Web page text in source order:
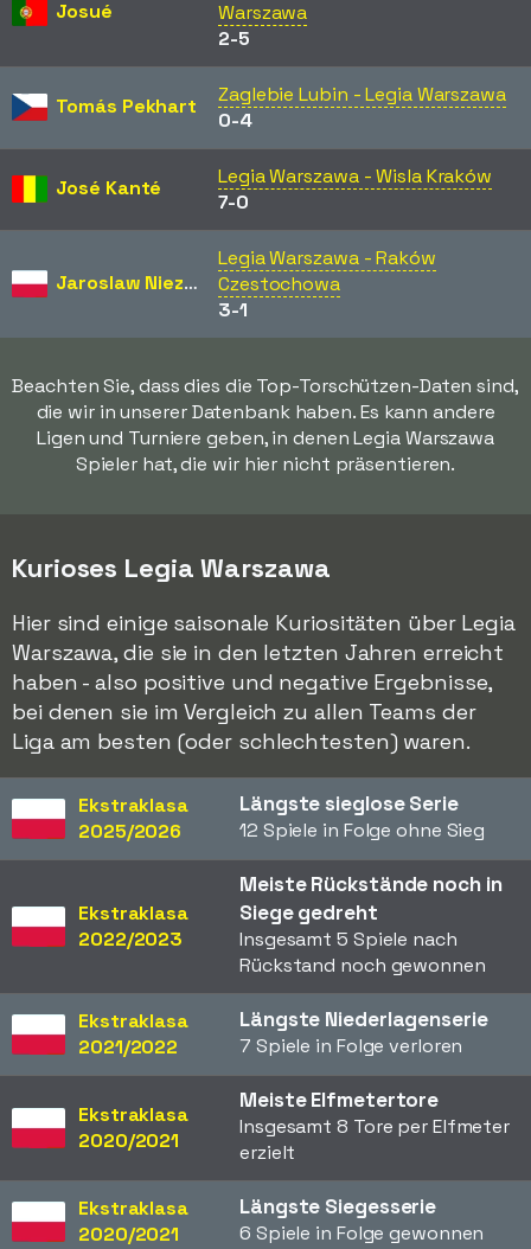
Josué
Warszawa
2-5
Tomás Pekhart
Zaglebie Lubin - Legia Warszawa
0-4
José Kanté
Legia Warszawa - Wisla Kraków
7-0
Jaroslaw Niezgoda
Legia Warszawa - Raków
Czestochowa
3-1
Beachten Sie, dass dies die Top-Torschützen-Daten sind,
die wir in unserer Datenbank haben. Es kann andere
Ligen und Turniere geben, in denen Legia Warszawa
Spieler hat, die wir hier nicht präsentieren.
Kurioses Legia Warszawa
Hier sind einige saisonale Kuriositäten über Legia
Warszawa, die sie in den letzten Jahren erreicht
haben - also positive und negative Ergebnisse,
bei denen sie im Vergleich zu allen Teams der
Liga am besten (oder schlechtesten) waren.
Ekstraklasa
2025/2026
Längste sieglose Serie
12 Spiele in Folge ohne Sieg
Ekstraklasa
2022/2023
Meiste Rückstände noch in
Siege gedreht
Insgesamt 5 Spiele nach
Rückstand noch gewonnen
Ekstraklasa
2021/2022
Längste Niederlagenserie
7 Spiele in Folge verloren
Ekstraklasa
2020/2021
Meiste Elfmetertore
Insgesamt 8 Tore per Elfmeter
erzielt
Ekstraklasa
2020/2021
Längste Siegesserie
6 Spiele in Folge gewonnen